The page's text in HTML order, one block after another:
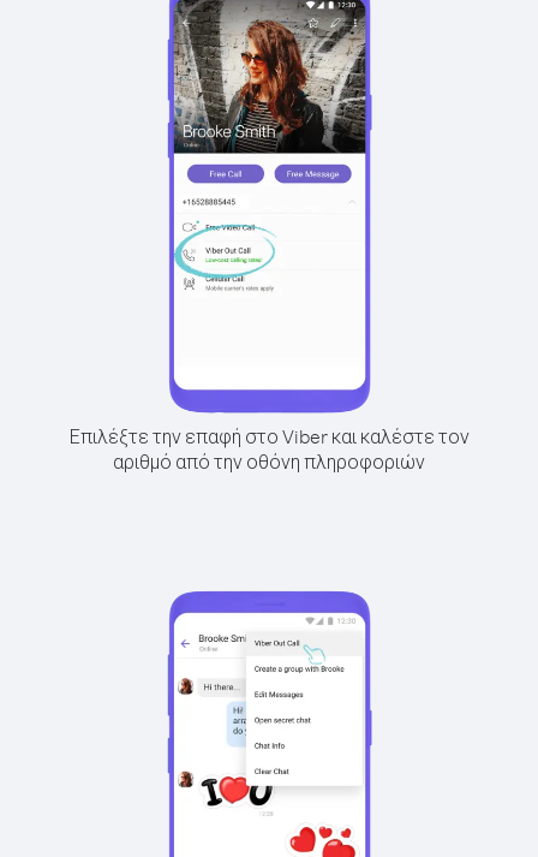
Επιλέξτε την επαφή στο Viber και καλέστε τον
αριθμό από την οθόνη πληροφοριών